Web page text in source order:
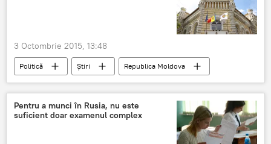
3 Octombrie 2015, 13:48
Politică Știri
Republica Moldova
Chişinău
Igor Dodon
Renato Usatîi
judecată
protest
Platforma DA
Proteste la Chişinău. Detalii
Pentru a munci în Rusia, nu este
suficient doar examenul complex